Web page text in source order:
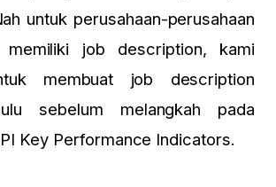
untuk perusahaan-perusahaan
job description, kami
membuat job description
sebelum melangkah pada
Key Performance Indicators.